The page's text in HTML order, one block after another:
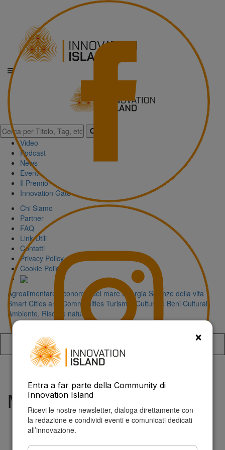
Video
Podcast
News
Eventi
Il Premio
Innovation Gate
Chi Siamo
Partner
FAQ
Link Utili
Contatti
Privacy Policy
Cookie Policy
Agroalimentare Economia del mare Energia Scienze della vita
Smart Cities and Communities Turismo, Cultura e Beni Culturali
Ambiente, Risorse naturali
Microsoft AI
×
Entra a far parte della Community di
Innovation Island
Ricevi le nostre newsletter, dialoga direttamente con
la redazione e condividi eventi e comunicati dedicati
all’innovazione.